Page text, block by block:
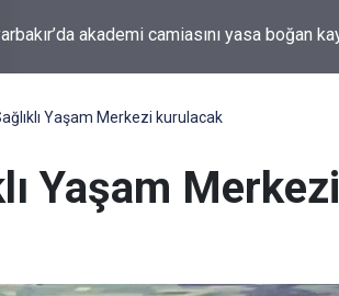
Yaşam Merkezi kurulacak
Yaşam Merkezi